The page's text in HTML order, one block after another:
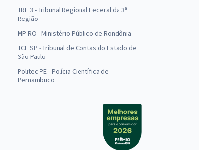
TRF 3 - Tribunal Regional Federal da 3ª
Região
MP RO - Ministério Público de Rondônia
TCE SP - Tribunal de Contas do Estado de
São Paulo
Politec PE - Polícia Científica de
Pernambuco